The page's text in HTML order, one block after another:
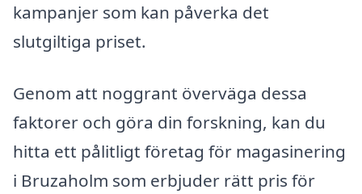
kampanjer som kan påverka det
slutgiltiga priset.
Genom att noggrant överväga dessa
faktorer och göra din forskning, kan du
hitta ett pålitligt företag för magasinering
i Bruzaholm som erbjuder rätt pris för